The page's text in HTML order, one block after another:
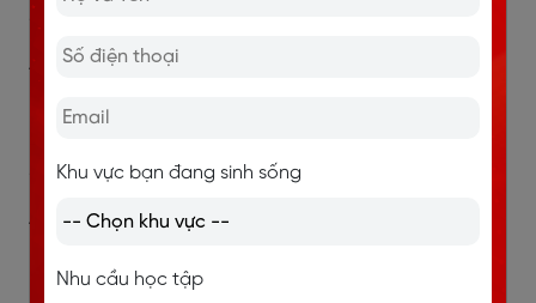
/hi θɔt ðæt hi should wɑʃ ðə kɑr/
Anh ấy nghĩ là anh ấy nên rửa chiếc xe ô tô của mình.
Does he have any hope?
/dəz hi hæv ˈeni həʊp/
Anh ta có hy vọng gì không?
Hello, how are you?
Khu vực bạn đang sinh sống
Nhu cầu học tập